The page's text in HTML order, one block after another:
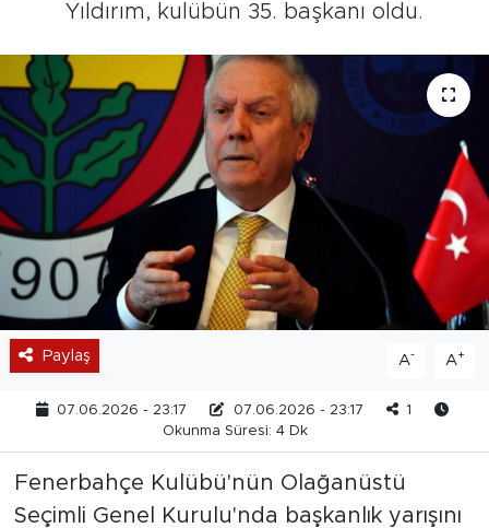
Yıldırım, kulübün 35. başkanı oldu.
Paylaş A- A+
07.06.2026 - 23:17 07.06.2026 - 23:17
1
Okunma Süresi: 4 Dk
Fenerbahçe Kulübü'nün Olağanüstü
Seçimli Genel Kurulu'nda başkanlık yarışını